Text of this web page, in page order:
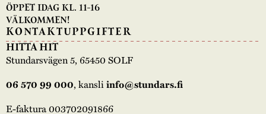
ÖPPET IDAG KL. 11-16
VÄLKOMMEN!
KONTAKTUPPGIFTER
HITTA HIT
Stundarsvägen 5, 65450 SOLF
06 570 99 000, kansliinfo@stundars.fi
E-faktura 003702091866